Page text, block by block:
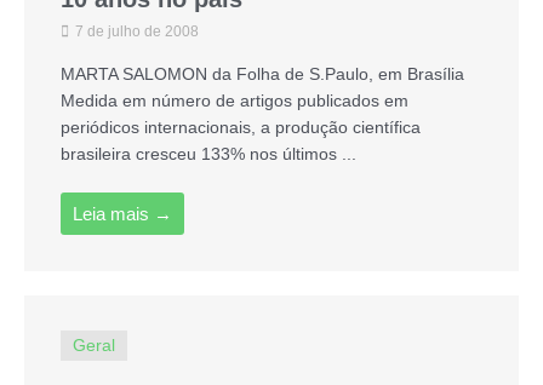
7 de julho de 2008
MARTA SALOMON da Folha de S.Paulo, em Brasília
Medida em número de artigos publicados em
periódicos internacionais, a produção científica
brasileira cresceu 133% nos últimos ...
Leia mais →
Geral